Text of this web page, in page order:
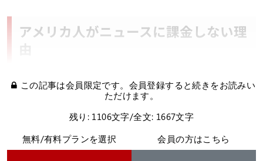
アメリカ人がニュースに課金しない理
由
この記事は会員限定です。会員登録すると続きをお読みい
ただけます。
残り: 1106文字/全文: 1667文字
無料/有料プランを選択
会員の方はこちら